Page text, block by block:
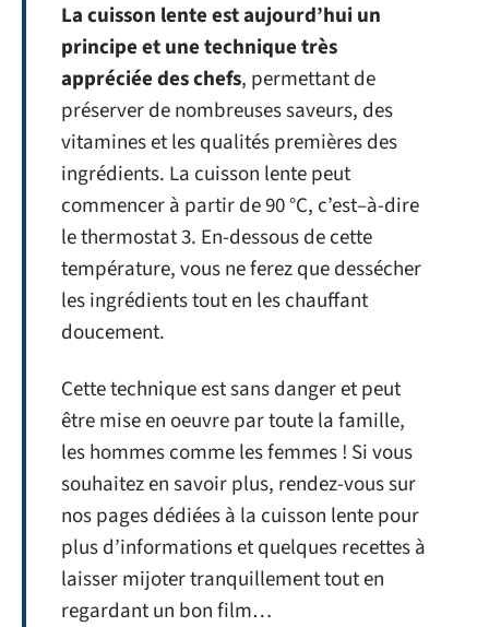
La cuisson lente est aujourd’hui un
principe et une technique très
appréciée des chefs, permettant de
préserver de nombreuses saveurs, des
vitamines et les qualités premières des
ingrédients. La cuisson lente peut
commencer à partir de 90 °C, c’est–à-dire
le thermostat 3. En-dessous de cette
température, vous ne ferez que dessécher
les ingrédients tout en les chauffant
doucement.
Cette technique est sans danger et peut
être mise en oeuvre par toute la famille,
les hommes comme les femmes ! Si vous
souhaitez en savoir plus, rendez-vous sur
nos pages dédiées à la cuisson lente pour
plus d’informations et quelques recettes à
laisser mijoter tranquillement tout en
regardant un bon film…